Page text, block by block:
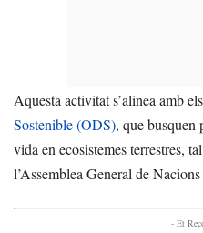
Aquesta activitat s’alinea amb els
Sostenible (ODS), que busquen
vida en ecosistemes terrestres,
l’Assemblea General de
- Et